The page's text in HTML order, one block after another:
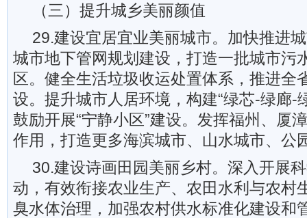
（三）提升城乡美丽颜值
29.建设宜居宜业美丽城市。加快推进
城市地下管网规划建设，打造一批城市污
区。健全生活垃圾收运处置体系，推进全
设。提升城市人居环境，构建“绿芯-绿廊-
鼓励开展“宁静小区”建设。发挥福州、厦
作用，打造更多海滨城市、山水城市、公
30.建设诗画田园美丽乡村。深入开展
动，有效衔接农业生产、农田水利与农村
臭水体治理，加强农村供水标准化建设和